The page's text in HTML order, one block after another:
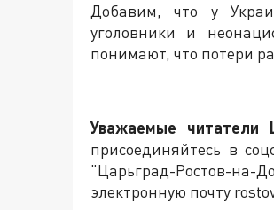
Добавим, что у
уголовники и
понимают, что потери
Уважаемые читатели
присоединяйтесь в
"Царьград-Ростов-
электронную почту